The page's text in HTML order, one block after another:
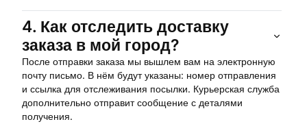
4. Как отследить доставку
заказа в мой город?
После отправки заказа мы вышлем вам на электронную
почту письмо. В нём будут указаны: номер отправления
и ссылка для отслеживания посылки. Курьерская служба
дополнительно отправит сообщение с деталями
получения.